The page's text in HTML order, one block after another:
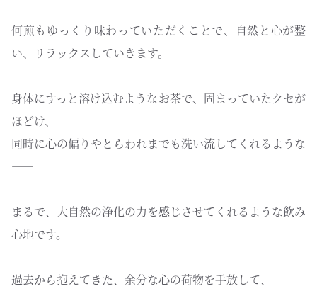
何煎もゆっくり味わっていただくことで、自然と心が整
い、リラックスしていきます。
身体にすっと溶け込むようなお茶で、固まっていたクセが
ほどけ、
同時に心の偏りやとらわれまでも洗い流してくれるような
——
まるで、大自然の浄化の力を感じさせてくれるような飲み
心地です。
過去から抱えてきた、余分な心の荷物を手放して、